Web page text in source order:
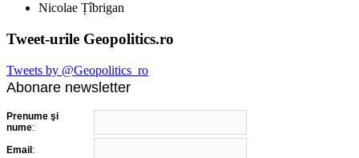
Nicolae Țîbrigan
Tweet-urile Geopolitics.ro
Tweets by @Geopolitics_ro
Abonare newsletter
Prenume şi
nume:
Email :